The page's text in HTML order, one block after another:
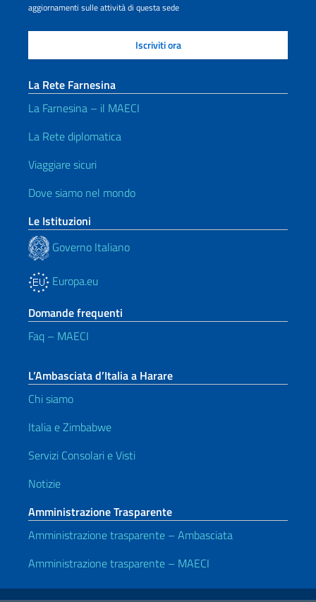
aggiornamenti sulle attività di questa sede
La Rete Farnesina
La Farnesina – il MAECI
La Rete diplomatica
Viaggiare sicuri
Dove siamo nel mondo
Le Istituzioni
Governo Italiano
Europa.eu
Domande frequenti
Faq – MAECI
L’Ambasciata d’Italia a Harare
Chi siamo
Italia e Zimbabwe
Servizi Consolari e Visti
Notizie
Amministrazione Trasparente
Amministrazione trasparente – Ambasciata
Amministrazione trasparente – MAECI